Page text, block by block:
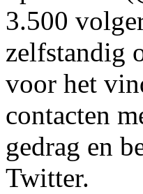
3.500
zelfstandig
voor het
contacten
gedrag en
Twitter.